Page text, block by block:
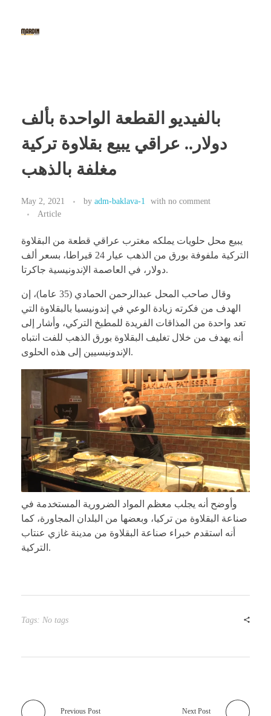
بالفيديو القطعة الواحدة بألف
دولار.. عراقي يبيع بقلاوة تركية
مغلفة بالذهب
May 2, 2021 by adm-baklava-1 with no comment
Article
يبيع محل حلويات يملكه مغترب عراقي قطعة من البقلاوة
التركية ملفوفة بورق من الذهب عيار 24 قيراطا، بسعر ألف
دولار، في العاصمة الإندونيسية جاكرتا.
وقال صاحب المحل عبدالرحمن الحمادي (35 عاما)، إن
الهدف من فكرته زيادة الوعي في إندونيسيا بالبقلاوة التي
تعد واحدة من المذاقات الفريدة للمطبخ التركي، وأشار إلى
أنه يهدف من خلال تغليف البقلاوة بورق الذهب للفت انتباه
الإندونيسيين إلى هذه الحلوى.
وأوضح أنه يجلب معظم المواد الضرورية المستخدمة في
صناعة البقلاوة من تركيا، وبعضها من البلدان المجاورة، كما
أنه استقدم خبراء صناعة البقلاوة من مدينة غازي عنتاب
التركية.
Tags: No tags
Previous Post Next Post